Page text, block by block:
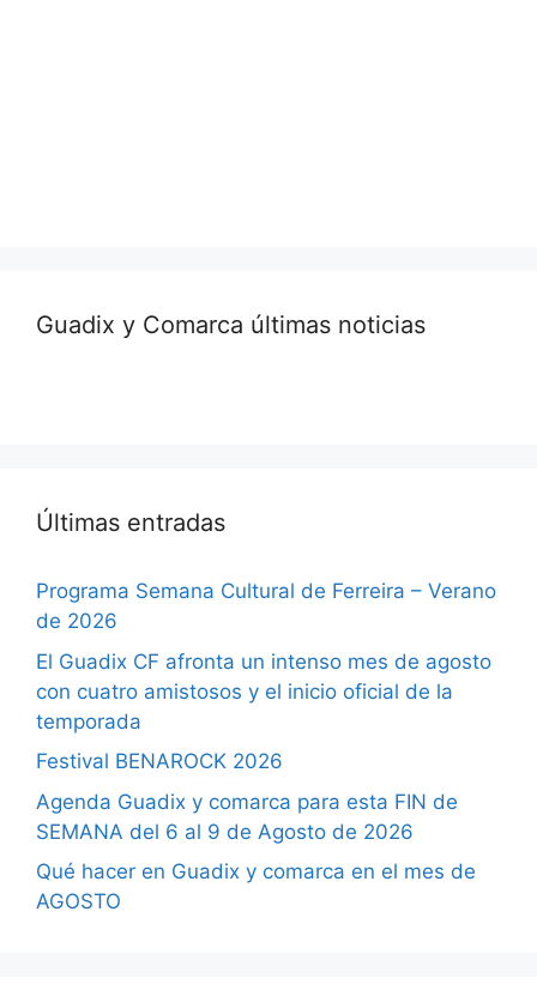
Guadix y Comarca últimas noticias
Últimas entradas
Programa Semana Cultural de Ferreira – Verano
de 2026
El Guadix CF afronta un intenso mes de agosto
con cuatro amistosos y el inicio oficial de la
temporada
Festival BENAROCK 2026
Agenda Guadix y comarca para esta FIN de
SEMANA del 6 al 9 de Agosto de 2026
Qué hacer en Guadix y comarca en el mes de
AGOSTO